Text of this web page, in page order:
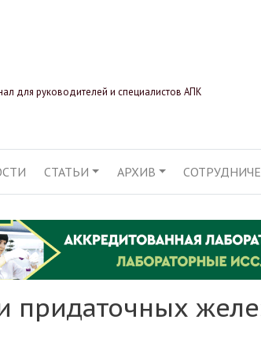
для руководителей и специалистов АПК
НАВИГАЦИЯ
СТАТЬИ АРХИВ
придаточных